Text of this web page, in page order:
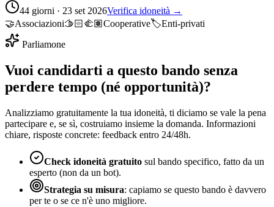
44 giorni · 23 set 2026Verifica idoneità →
🤝Associazioni🫱🏻‍🫲🏽Cooperative🏷️Enti-privati
Parliamone
Vuoi candidarti a questo bando senza
perdere tempo (né opportunità)?
Analizziamo gratuitamente la tua idoneità, ti diciamo se vale la pena
partecipare e, se sì, costruiamo insieme la domanda. Informazioni
chiare, risposte concrete: feedback entro 24/48h.
Check idoneità gratuito sul bando specifico, fatto da un
esperto (non da un bot).
Strategia su misura: capiamo se questo bando è davvero
per te o se ce n'è uno migliore.